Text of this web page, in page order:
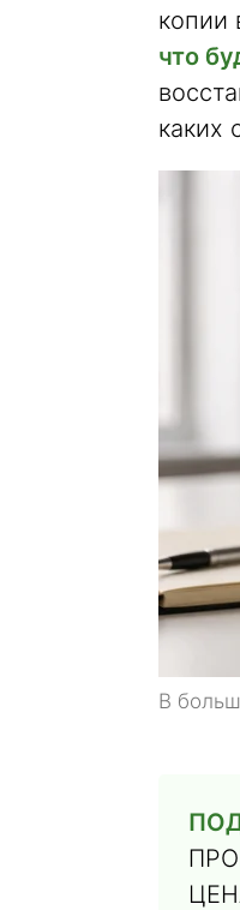
копии
что
каких
В